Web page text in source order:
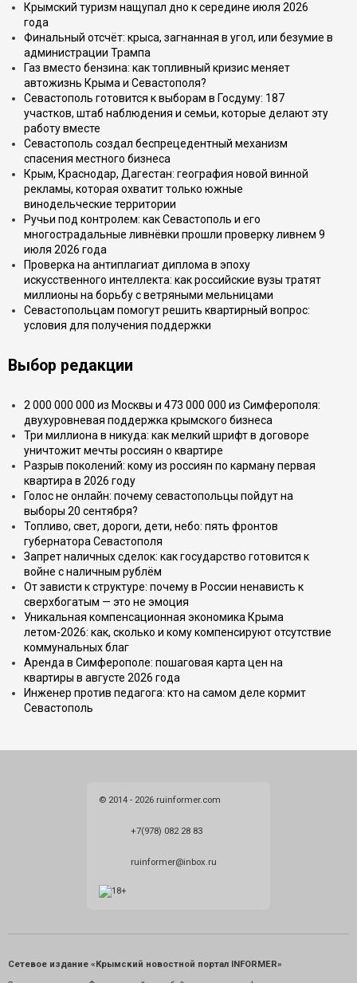
Крымский туризм нащупал дно к середине июля 2026
года
Финальный отсчёт: крыса, загнанная в угол, или безумие в
администрации Трампа
Газ вместо бензина: как топливный кризис меняет
автожизнь Крыма и Севастополя?
Севастополь готовится к выборам в Госдуму: 187
участков, штаб наблюдения и семьи, которые делают эту
работу вместе
Севастополь создал беспрецедентный механизм
спасения местного бизнеса
Крым, Краснодар, Дагестан: география новой винной
рекламы, которая охватит только южные
винодельческие территории
Ручьи под контролем: как Севастополь и его
многострадальные ливнёвки прошли проверку ливнем 9
июля 2026 года
Проверка на антиплагиат диплома в эпоху
искусственного интеллекта: как российские вузы тратят
миллионы на борьбу с ветряными мельницами
Севастопольцам помогут решить квартирный вопрос:
условия для получения поддержки
Выбор редакции
2 000 000 000 из Москвы и 473 000 000 из Симферополя:
двухуровневая поддержка крымского бизнеса
Три миллиона в никуда: как мелкий шрифт в договоре
уничтожит мечты россиян о квартире
Разрыв поколений: кому из россиян по карману первая
квартира в 2026 году
Голос не онлайн: почему севастопольцы пойдут на
выборы 20 сентября?
Топливо, свет, дороги, дети, небо: пять фронтов
губернатора Севастополя
Запрет наличных сделок: как государство готовится к
войне с наличным рублём
От зависти к структуре: почему в России ненависть к
сверхбогатым — это не эмоция
Уникальная компенсационная экономика Крыма
летом-2026: как, сколько и кому компенсируют отсутствие
коммунальных благ
Аренда в Симферополе: пошаговая карта цен на
квартиры в августе 2026 года
Инженер против педагога: кто на самом деле кормит
Севастополь
© 2014 - 2026 ruinformer.com
+7(978) 082 28 83
ruinformer@inbox.ru
Сетевое издание «Крымский новостной портал INFORMER»